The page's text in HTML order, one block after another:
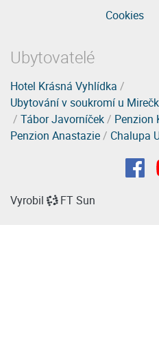
Cookies
Ubytovatelé
Hotel Krásná Vyhlídka /
Ubytování v soukromí u
/ Tábor Javorníček/ Penzion
Penzion Anastazie/ Chalupa
Vyrobil FT Sun